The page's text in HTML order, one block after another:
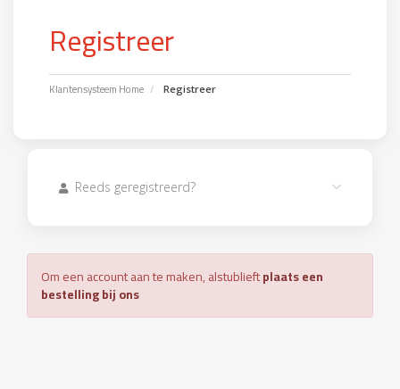
Registreer
Klantensysteem Home Registreer
Reeds geregistreerd?
Om een account aan te maken, alstublieftplaats een
bestelling bij ons